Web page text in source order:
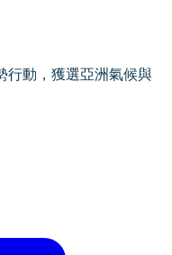
行動，獲選亞洲氣候與